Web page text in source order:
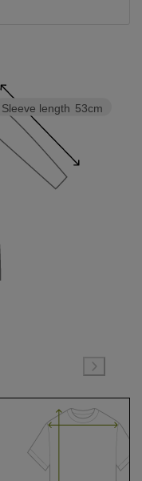
Sleeve length 53cm